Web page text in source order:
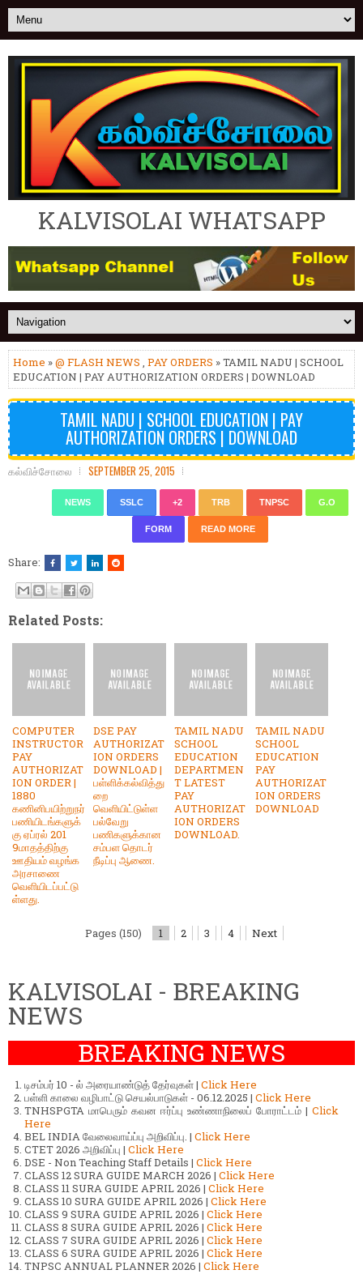
KALVISOLAI WHATSAPP
Home »@ FLASH NEWS , PAY ORDERS » TAMIL NADU | SCHOOL
EDUCATION | PAY AUTHORIZATION ORDERS | DOWNLOAD
TAMIL NADU | SCHOOL EDUCATION | PAY
AUTHORIZATION ORDERS | DOWNLOAD
கல்விச்சோலை SEPTEMBER 25, 2015
NEWS SSLC +2 TRB TNPSC G.O
FORM READ MORE
Share:
Related Posts:
COMPUTER
INSTRUCTOR
PAY
AUTHORIZAT
ION ORDER |
1880
கணினிபயிற்றுநர்
பணியிடங்களுக்
கு ஏப்ரல் 201
9மாதத்திற்கு
ஊதியம் வழங்க
அரசாணை
வெளியிடப்பட்டு
ள்ளது.
DSE PAY
AUTHORIZAT
ION ORDERS
DOWNLOAD |
பள்ளிக்கல்வித்து
றை
வெளியிட்டுள்ள
பல்வேறு
பணிகளுக்கான
சம்பள தொடர்
நீடிப்பு ஆணை.
TAMIL NADU
SCHOOL
EDUCATION
DEPARTMEN
T LATEST
PAY
AUTHORIZAT
ION ORDERS
DOWNLOAD.
TAMIL NADU
SCHOOL
EDUCATION
PAY
AUTHORIZAT
ION ORDERS
DOWNLOAD
Pages (150) 1 2 3 4 Next
KALVISOLAI - BREAKING
NEWS
BREAKING NEWS
டிசம்பர் 10 - ல் அரையாண்டுத் தேர்வுகள் | Click Here
பள்ளி காலை வழிபாட்டு செயல்பாடுகள் - 06.12.2025 | Click Here
TNHSPGTA மாபெரும் கவன ஈர்ப்பு உண்ணாநிலைப் போராட்டம் | Click
Here
BEL INDIA வேலைவாய்ப்பு அறிவிப்பு. | Click Here
CTET 2026 அறிவிப்பு | Click Here
DSE - Non Teaching Staff Details | Click Here
CLASS 12 SURA GUIDE MARCH 2026 | Click Here
CLASS 11 SURA GUIDE APRIL 2026 | Click Here
CLASS 10 SURA GUIDE APRIL 2026 | Click Here
CLASS 9 SURA GUIDE APRIL 2026 | Click Here
CLASS 8 SURA GUIDE APRIL 2026 | Click Here
CLASS 7 SURA GUIDE APRIL 2026 | Click Here
CLASS 6 SURA GUIDE APRIL 2026 | Click Here
TNPSC ANNUAL PLANNER 2026 | Click Here